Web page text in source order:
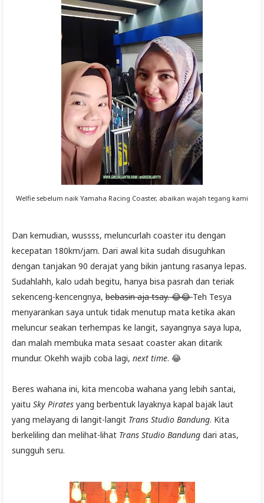
Welfie sebelum naik Yamaha Racing Coaster, abaikan wajah tegang kami
Dan kemudian, wussss, meluncurlah coaster itu dengan
kecepatan 180km/jam. Dari awal kita sudah disuguhkan
dengan tanjakan 90 derajat yang bikin jantung rasanya lepas.
Sudahlahh, kalo udah begitu, hanya bisa pasrah dan teriak
sekenceng-kencengnya, bebasin aja tsay. 😂😂Teh Tesya
menyarankan saya untuk tidak menutup mata ketika akan
meluncur seakan terhempas ke langit, sayangnya saya lupa,
dan malah membuka mata sesaat coaster akan ditarik
mundur. Okehh wajib coba lagi, next time. 😂
Beres wahana ini, kita mencoba wahana yang lebih santai,
yaitu Sky Pirates yang berbentuk layaknya kapal bajak laut
yang melayang di langit-langit Trans Studio Bandung. Kita
berkeliling dan melihat-lihat Trans Studio Bandung dari atas,
sungguh seru.